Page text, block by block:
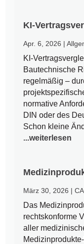
KI-
Apr. 6, 2026 |
KI-
Bautechnische
regelmäßig –
normative
DIN oder des
Schon kleine
...weiterlesen
März 30, 2026 |
Das
rechtskonforme
aller